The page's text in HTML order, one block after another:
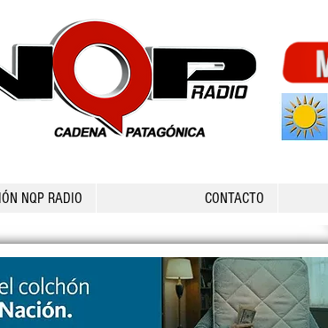
NQP RADIO CONTACTO